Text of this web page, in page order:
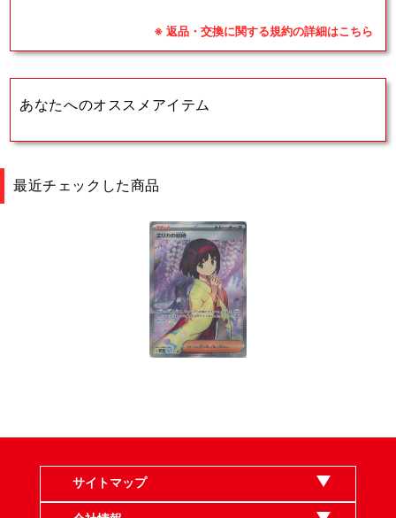
※ 返品・交換に関する規約の詳細はこちら
あなたへのオススメアイテム
最近チェックした商品
サイトマップ